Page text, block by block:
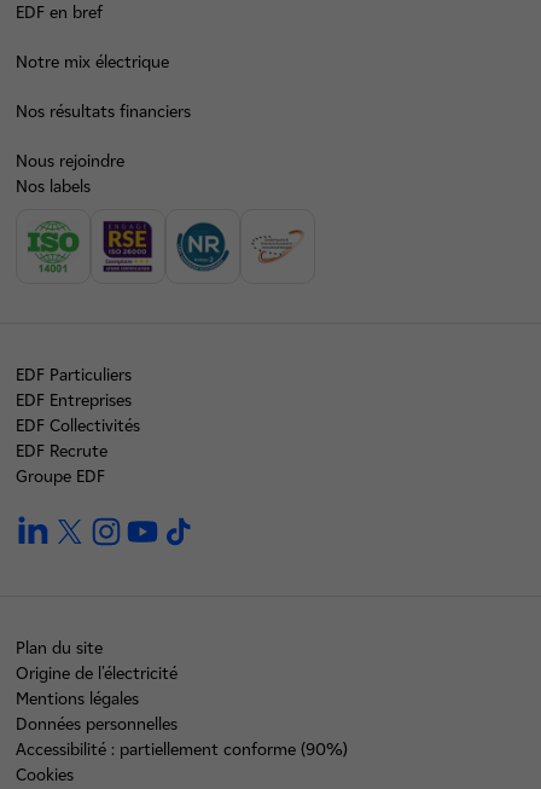
EDF en bref
Notre mix électrique
Nos résultats financiers
Nous rejoindre
Nos labels
EDF Particuliers
EDF Entreprises
EDF Collectivités
EDF Recrute
Groupe EDF
linkedintwitterinstagramyoutube
Plan du site
Origine de l'électricité
Mentions légales
Données personnelles
Accessibilité : partiellement conforme (90%)
Cookies